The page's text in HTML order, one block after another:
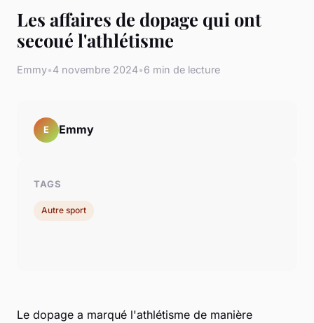
Les affaires de dopage qui ont
secoué l'athlétisme
Emmy•4 novembre 2024•6 min de lecture
Le dopage a marqué l'athlétisme de manière
E Emmy
TAGS
Autre sport